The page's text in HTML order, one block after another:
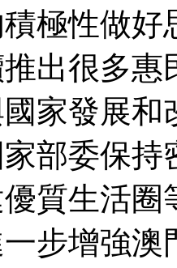
極性做
出很多
家發展
部委保
質生活
步增強